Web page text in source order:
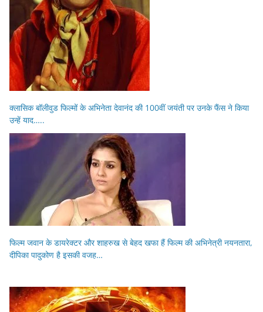
क्लासिक बॉलीवुड फिल्मों के अभिनेता देवानंद की 100वीं जयंती पर उनके फैंस ने किया
उन्हें याद…..
फिल्म जवान के डायरेक्टर और शाहरुख से बेहद खफा हैं फिल्म की अभिनेत्री नयनतारा,
दीपिका पादुकोण है इसकी वजह…